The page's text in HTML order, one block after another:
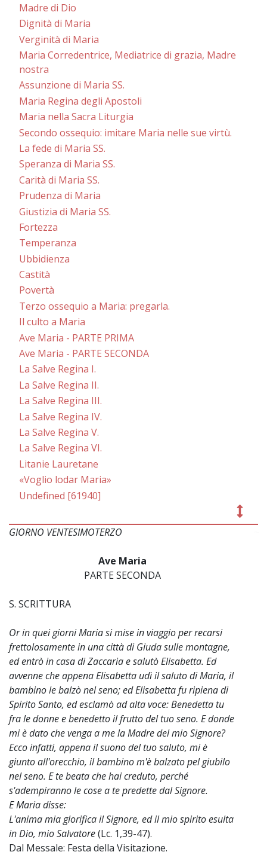
Madre di Dio
Dignità di Maria
Verginità di Maria
Maria Corredentrice, Mediatrice di grazia, Madre
nostra
Assunzione di Maria SS.
Maria Regina degli Apostoli
Maria nella Sacra Liturgia
Secondo ossequio: imitare Maria nelle sue virtù.
La fede di Maria SS.
Speranza di Maria SS.
Carità di Maria SS.
Prudenza di Maria
Giustizia di Maria SS.
Fortezza
Temperanza
Ubbidienza
Castità
Povertà
Terzo ossequio a Maria: pregarla.
Il culto a Maria
Ave Maria - PARTE PRIMA
Ave Maria - PARTE SECONDA
La Salve Regina I.
La Salve Regina II.
La Salve Regina III.
La Salve Regina IV.
La Salve Regina V.
La Salve Regina VI.
Litanie Lauretane
«Voglio lodar Maria»
Undefined [61940]
GIORNO VENTESIMOTERZO
Ave Maria
PARTE SECONDA
S. SCRITTURA
Or in quei giorni Maria si mise in viaggio per recarsi
frettolosamente in una città di Giuda sulle montagne,
ed entrò in casa di Zaccaria e salutò Elisabetta. Ed
avvenne che appena Elisabetta udì il saluto di Maria, il
bambino le balzò nel seno; ed Elisabetta fu ripiena di
Spirito Santo, ed esclamò ad alta voce: Benedetta tu
fra le donne e benedetto il frutto del tuo seno. E donde
mi è dato che venga a me la Madre del mio Signore?
Ecco infatti, appena il suono del tuo saluto, mi è
giunto all'orecchio, il bambino m'è balzato pel giubilo
nel seno. E te beata che hai creduto, perché
s'adempiranno le cose a te predette dal Signore.
E Maria disse:
L'anima mia glorifica il Signore, ed il mio spirito esulta
in Dio, mio Salvatore(Lc. 1,39-47).
Dal Messale: Festa della Visitazione.